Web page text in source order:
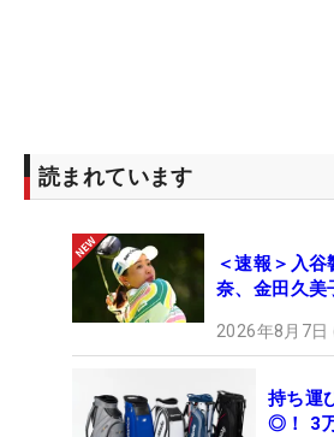
読まれています
＜速報＞入
奈、金田久美
2026年8月7日
持ち運
◎！ 3